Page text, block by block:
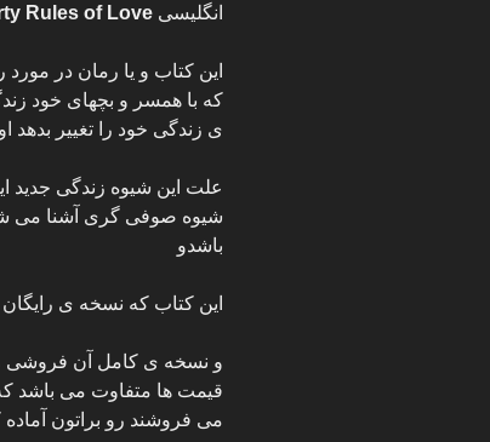
انگلیسی Rules of Love
این کتاب و یا رمان در
که با همسر و بچهای خود
ی زندگی خود را تغییر بدهد
علت این شیوه زندگی جدید
شیوه صوفی گری آشنا می
باشدو
این کتاب که نسخه ی
و نسخه ی کامل آن فروشی
قیمت ها متفاوت می باشد
می فروشند رو براتون آماده